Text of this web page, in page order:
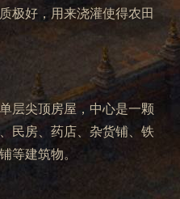
极好，用来浇灌使得农田
层尖顶房屋，中心是一颗
民房、药店、杂货铺、铁
等建筑物。